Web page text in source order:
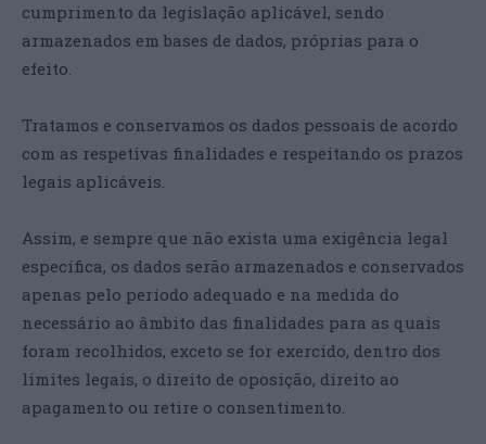
cumprimento da legislação aplicável, sendo
armazenados em bases de dados, próprias para o
efeito.
Tratamos e conservamos os dados pessoais de acordo
com as respetivas finalidades e respeitando os prazos
legais aplicáveis.
Assim, e sempre que não exista uma exigência legal
específica, os dados serão armazenados e conservados
apenas pelo período adequado e na medida do
necessário ao âmbito das finalidades para as quais
foram recolhidos, exceto se for exercido, dentro dos
limites legais, o direito de oposição, direito ao
apagamento ou retire o consentimento.